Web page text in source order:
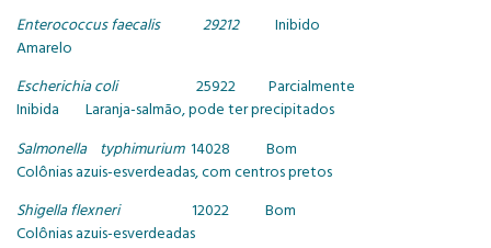
Enterococcus faecalis 29212
Inibido
Amarelo
Escherichia coli 25922 Parcialmente
Inibida Laranja-salmão, pode ter precipitados
Salmonella typhimurium 14028 Bom
Colônias azuis-esverdeadas, com centros pretos
Shigella flexneri
12022 Bom
Colônias azuis-esverdeadas